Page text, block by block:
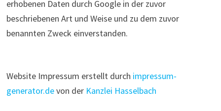
erhobenen Daten durch Google in der zuvor
beschriebenen Art und Weise und zu dem zuvor
benannten Zweck einverstanden.
Website Impressum erstellt durch impressum-
generator.devon der Kanzlei Hasselbach